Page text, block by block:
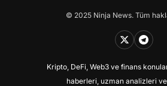
© 2025 Ninja News. Tüm
Kripto, DeFi, Web3 ve finans
haberleri, uzman analizleri